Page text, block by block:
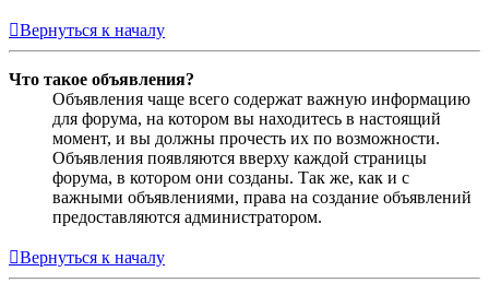
Вернуться к началу
Что такое объявления?
Объявления чаще всего содержат важную информацию
для форума, на котором вы находитесь в настоящий
момент, и вы должны прочесть их по возможности.
Объявления появляются вверху каждой страницы
форума, в котором они созданы. Так же, как и с
важными объявлениями, права на создание объявлений
предоставляются администратором.
Вернуться к началу